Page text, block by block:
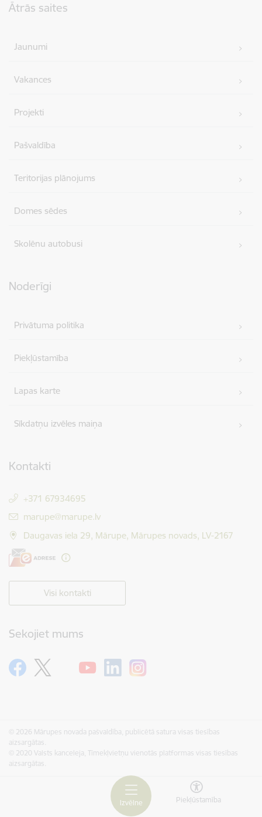
Izvēlne Piekļūstamība
Ātrās saites
Jaunumi
Vakances
Projekti
Pašvaldība
Teritorijas plānojums
Domes sēdes
Skolēnu autobusi
Noderīgi
Privātuma politika
Piekļūstamība
Lapas karte
Sīkdatņu izvēles maiņa
Kontakti
+371 67934695
E-pasts:
marupe@marupe.lv
Daugavas iela 29, Mārupe, Mārupes novads, LV-2167
Visi kontakti
Sekojiet mums
© 2026 Mārupes novada pašvaldība, publicētā satura visas tiesības
aizsargātas.
© 2020 Valsts kanceleja, Tīmekļvietņu vienotās platformas visas tiesības
aizsargātas.